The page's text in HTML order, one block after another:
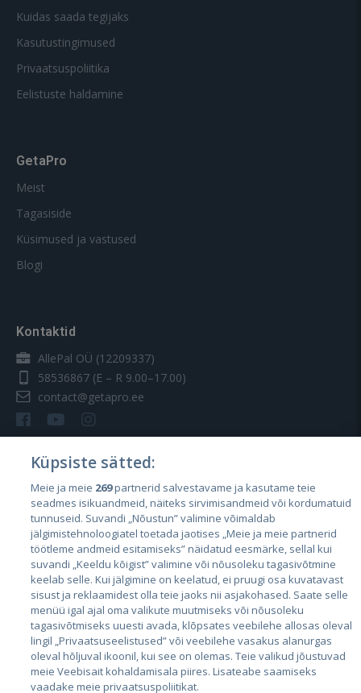
Kuidas saada tegijaks
Kasutustingimused
Privaatsuspoliitika
Eelistuste haldamine
GetaPro
Meist
Tagasiside
Küsimused ja vastused
Blogi
Kontaktid
AllePal OÜ (12209337)
58536867 (E – R 9.00–17.00)
contact@getapro.ee
Riigid
Eesti
Läti
Leedu
Küpsiste sätted:
Meie ja meie 269partnerid salvestavame ja kasutame teie
seadmes isikuandmeid, näiteks sirvimisandmeid või kordumatuid
tunnuseid. Suvandi „Nõustun” valimine võimaldab
jälgimistehnoloogiatel toetada jaotises „Meie ja meie partnerid
töötleme andmeid esitamiseks” näidatud eesmärke, sellal kui
suvandi „Keeldu kõigist” valimine või nõusoleku tagasivõtmine
keelab selle. Kui jälgimine on keelatud, ei pruugi osa kuvatavast
sisust ja reklaamidest olla teie jaoks nii asjakohased. Saate selle
menüü igal ajal oma valikute muutmiseks või nõusoleku
tagasivõtmiseks uuesti avada, klõpsates veebilehe allosas oleval
lingil „Privaatsuseelistused” või veebilehe vasakus alanurgas
oleval hõljuval ikoonil, kui see on olemas. Teie valikud jõustuvad
meie Veebisait kohaldamisala piires. Lisateabe saamiseks
vaadake meie privaatsuspoliitikat.